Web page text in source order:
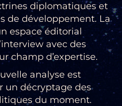
diplomatiques et
de développement. La
espace éditorial
avec des
champ d’expertise.
analyse est
un décryptage des
du moment.